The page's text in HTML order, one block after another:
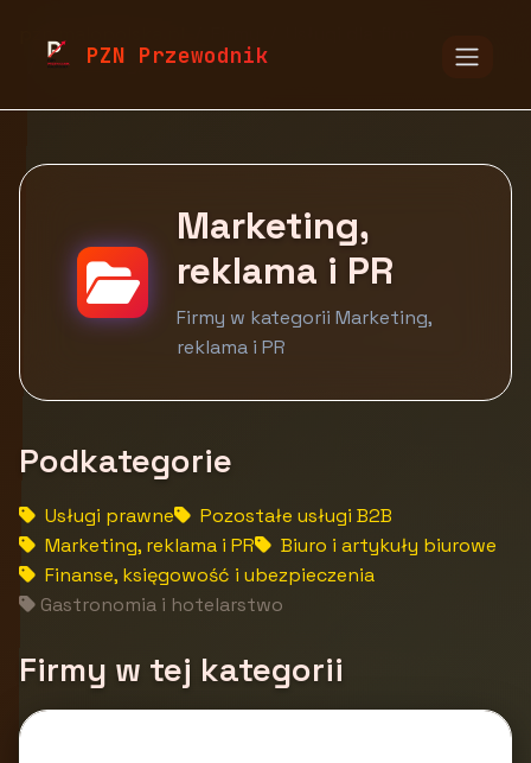
PZN Przewodnik
Marketing, reklama i PR
Marketing,
reklama i PR
Firmy w kategorii Marketing,
reklama i PR
Podkategorie
Usługi prawne
Pozostałe usługi B2B
Marketing, reklama i PR
Biuro i artykuły biurowe
Finanse, księgowość i ubezpieczenia
Gastronomia i hotelarstwo
Firmy w tej kategorii